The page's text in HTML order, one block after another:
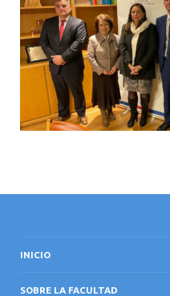
INICIO
SOBRE LA FACULTAD